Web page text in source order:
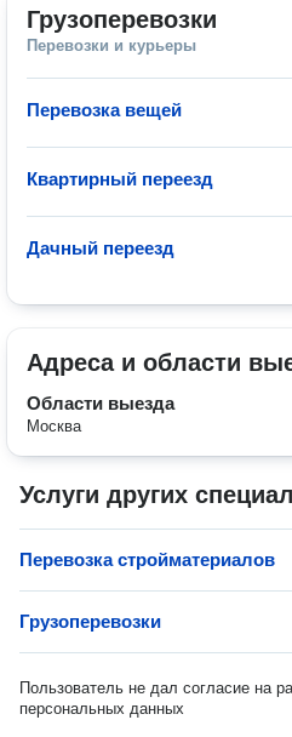
Грузоперевозки
Перевозки и курьеры
Перевозка вещей
Квартирный переезд
Дачный переезд
Адреса и области
Области выезда
Москва
Услуги других
Перевозка стройматериалов
Грузоперевозки
Пользователь не дал согласие на
персональных данных